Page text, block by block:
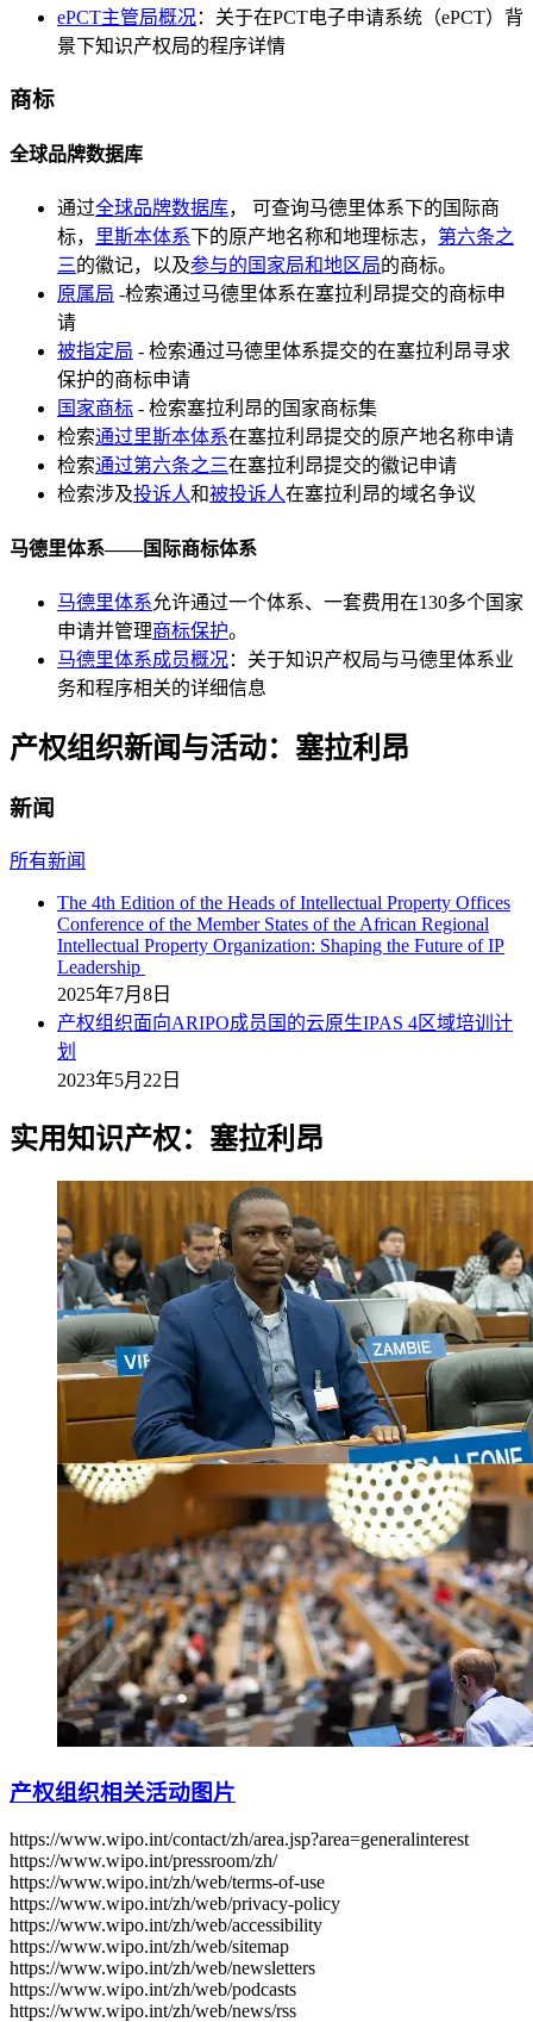
ePCT主管局概况：关于在PCT电子申请系统（ePCT）背
景下知识产权局的程序详情
商标
全球品牌数据库
通过全球品牌数据库， 可查询马德里体系下的国际商
标，
里斯本体系下的原产地名称和地理标志， 第六条之
三的徽记，以及参与的国家局和地区局的商标。
原属局 -检索通过马德里体系在塞拉利昂提交的商标申
请
被指定局 - 检索通过马德里体系提交的在塞拉利昂寻求
保护的商标申请
国家商标 - 检索塞拉利昂的国家商标集
检索通过里斯本体系在塞拉利昂提交的原产地名称申请
检索通过第六条之三在塞拉利昂提交的徽记申请
检索涉及投诉人和被投诉人在塞拉利昂的域名争议
马德里体系——国际商标体系
马德里体系允许通过一个体系、一套费用在130多个国家
申请并管理商标保护。
马德里体系成员概况：关于知识产权局与马德里体系业
务和程序相关的详细信息
产权组织新闻与活动：塞拉利昂
新闻
所有新闻
The 4th Edition of the Heads of Intellectual Property Offices
Conference of the Member States of the African Regional
Intellectual Property Organization: Shaping the Future of IP
Leadership
2025年7月8日
产权组织面向ARIPO成员国的云原生IPAS 4区域培训计
划
2023年5月22日
实用知识产权：塞拉利昂
产权组织相关活动图片
https://www.wipo.int/contact/zh/area.jsp?area=generalinterest
https://www.wipo.int/pressroom/zh/
https://www.wipo.int/zh/web/terms-of-use
https://www.wipo.int/zh/web/privacy-policy
https://www.wipo.int/zh/web/accessibility
https://www.wipo.int/zh/web/sitemap
https://www.wipo.int/zh/web/newsletters
https://www.wipo.int/zh/web/podcasts
https://www.wipo.int/zh/web/news/rss